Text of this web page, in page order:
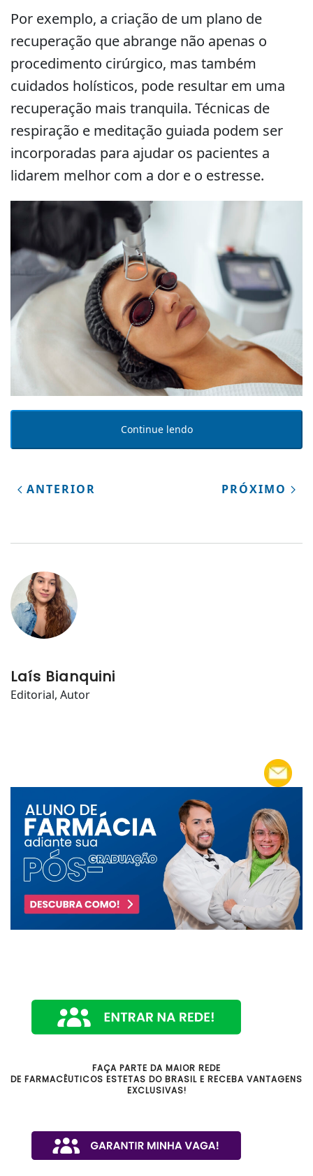
Por exemplo, a criação de um plano de
recuperação que abrange não apenas o
procedimento cirúrgico, mas também
cuidados holísticos, pode resultar em uma
recuperação mais tranquila. Técnicas de
respiração e meditação guiada podem ser
incorporadas para ajudar os pacientes a
lidarem melhor com a dor e o estresse.
Continue lendo
ANTERIOR PRÓXIMO
Laís Bianquini
Editorial, Autor
FAÇA PARTE DA MAIOR REDE
DE FARMACÊUTICOS ESTETAS DO BRASIL E RECEBA VANTAGENS
EXCLUSIVAS!